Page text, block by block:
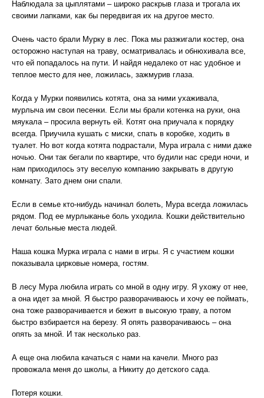
Наблюдала за цыплятами – широко раскрыв глаза и трогала их
своими лапками, как бы передвигая их на другое место.
Очень часто брали Мурку в лес. Пока мы разжигали костер, она
осторожно наступая на траву, осматривалась и обнюхивала все,
что ей попадалось на пути. И найдя недалеко от нас удобное и
теплое место для нее, ложилась, зажмурив глаза.
Когда у Мурки появились котята, она за ними ухаживала,
мурлыча им свои песенки. Если мы брали котенка на руки, она
мяукала – просила вернуть ей. Котят она приучала к порядку
всегда. Приучила кушать с миски, спать в коробке, ходить в
туалет. Но вот когда котята подрастали, Мура играла с ними даже
ночью. Они так бегали по квартире, что будили нас среди ночи, и
нам приходилось эту веселую компанию закрывать в другую
комнату. Зато днем они спали.
Если в семье кто-нибудь начинал болеть, Мура всегда ложилась
рядом. Под ее мурлыканье боль уходила. Кошки действительно
лечат больные места людей.
Наша кошка Мурка играла с нами в игры. Я с участием кошки
показывала цирковые номера, гостям.
В лесу Мура любила играть со мной в одну игру. Я ухожу от нее,
а она идет за мной. Я быстро разворачиваюсь и хочу ее поймать,
она тоже разворачивается и бежит в высокую траву, а потом
быстро взбирается на березу. Я опять разворачиваюсь – она
опять за мной. И так несколько раз.
А еще она любила качаться с нами на качели. Много раз
провожала меня до школы, а Никиту до детского сада.
Потеря кошки.